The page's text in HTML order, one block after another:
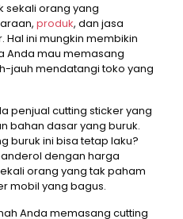
sekali orang yang
produk, dan jasa
ini mungkin membikin
Anda mau memasang
jauh mendatangi toko yang
penjual cutting sticker yang
bahan dasar yang buruk.
buruk ini bisa tetap laku?
dengan harga
orang yang tak paham
mobil yang bagus.
Anda memasang cutting